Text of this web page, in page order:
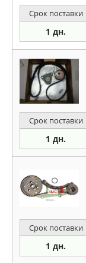
Срок поставки
1 дн.
Срок поставки
1 дн.
Срок поставки
1 дн.